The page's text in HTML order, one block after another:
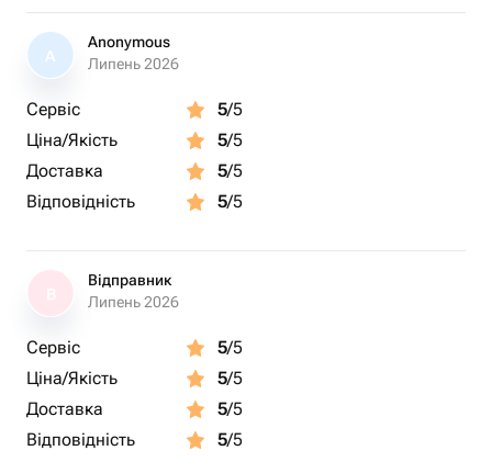
A
Anonymous
Липень 2026
Сервіс 5/5
Ціна/Якість
5/5
Доставка
5/5
Відповідність
5/5
Відправник
Липень 2026
Сервіс 5/5
Ціна/Якість
5/5
Доставка
5/5
Відповідність
5/5